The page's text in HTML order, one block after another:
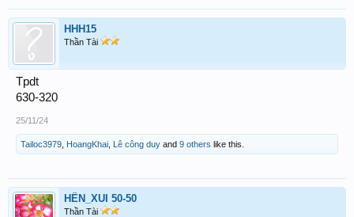
HHH15
Thần Tài
Tpdt
630-320
25/11/24
Tailoc3979 HoangKhai Lê công duy and 9 others like this.
HÊN_XUI 50-50
Thần Tài